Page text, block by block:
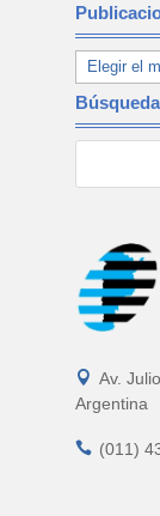
Búsqueda
 Av.
Argentina
 (011)